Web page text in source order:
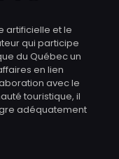
artificielle et le
qui participe
du Québec un
en lien
avec le
touristique, il
adéquatement